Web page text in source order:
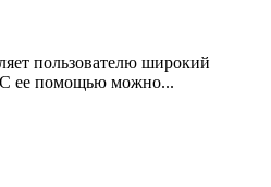
пользователю широкий
С ее помощью можно...